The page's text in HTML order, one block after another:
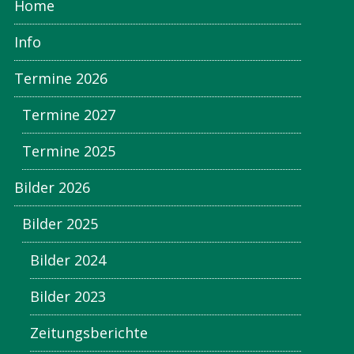
Home
Info
Termine 2026
Termine 2027
Termine 2025
Bilder 2026
Bilder 2025
Bilder 2024
Bilder 2023
Zeitungsberichte